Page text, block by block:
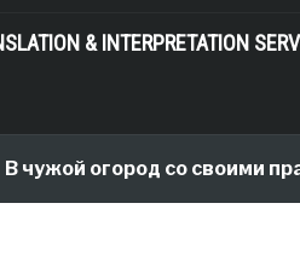
& INTERPRETATION
чужой огород со своими